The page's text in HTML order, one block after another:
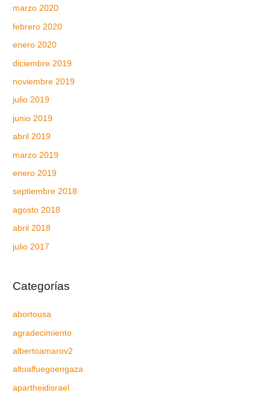
marzo 2020
febrero 2020
enero 2020
diciembre 2019
noviembre 2019
julio 2019
junio 2019
abril 2019
marzo 2019
enero 2019
septiembre 2018
agosto 2018
abril 2018
julio 2017
Categorías
abortousa
agradecimiento
albertoamarov2
altoalfuegoengaza
apartheidisrael